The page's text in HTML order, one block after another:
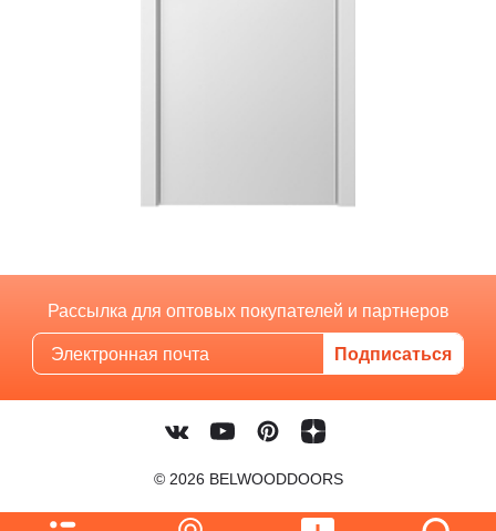
Рассылка для оптовых покупателей и партнеров
© 2026 BELWOODDOORS